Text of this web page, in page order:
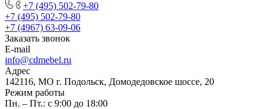
+7 (495) 502-79-80
+7 (495) 502-79-80
+7 (4967) 63-09-06
Заказать звонок
E-mail
info@cdmebel.ru
Адрес
142116, МО г. Подольск, Домодедовское шоссе, 20
Режим работы
Пн. – Пт.: с 9:00 до 18:00